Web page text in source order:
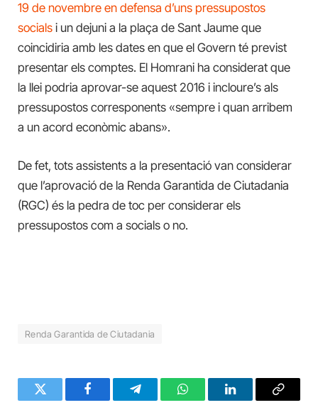
19 de novembre en defensa d’uns pressupostos
socials i un dejuni a la plaça de Sant Jaume que
coincidiria amb les dates en que el Govern té previst
presentar els comptes. El Homrani ha considerat que
la llei podria aprovar-se aquest 2016 i incloure’s als
pressupostos corresponents «sempre i quan arribem
a un acord econòmic abans».
De fet, tots assistents a la presentació van considerar
que l’aprovació de la Renda Garantida de Ciutadania
(RGC) és la pedra de toc per considerar els
pressupostos com a socials o no.
Renda Garantida de Ciutadania
Twitter FacebookTelegramWhatsAppLinkedInCopy